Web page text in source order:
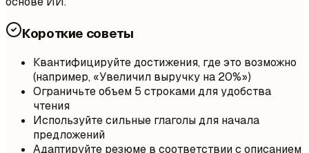
Короткие советы
Квантифицируйте достижения, где это возможно
(например, «Увеличил выручку на 20%»)
Ограничьте объем 5 строками для удобства
чтения
Используйте сильные глаголы для начала
предложений
Адаптируйте резюме в соответствии с описанием